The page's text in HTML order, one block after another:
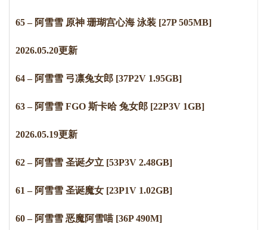
65 – 阿雪雪 原神 珊瑚宫心海 泳装 [27P 505MB]
2026.05.20更新
64 – 阿雪雪 弓凛兔女郎 [37P2V 1.95GB]
63 – 阿雪雪 FGO 斯卡哈 兔女郎 [22P3V 1GB]
2026.05.19更新
62 – 阿雪雪 圣诞夕立 [53P3V 2.48GB]
61 – 阿雪雪 圣诞魔女 [23P1V 1.02GB]
60 – 阿雪雪 恶魔阿雪喵 [36P 490M]